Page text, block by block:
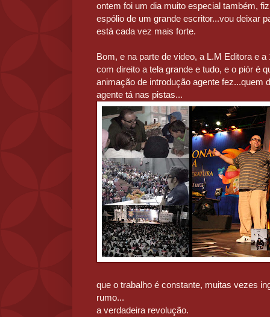
ontem foi um dia muito especial também,
espólio de um grande escritor...vou deixar
está cada vez mais forte.
Bom, e na parte de video, a L.M Editora e
com direito a tela grande e tudo, e o piór é
animação de introdução agente fez...quem
agente tá nas pistas...
que o trabalho é constante, muitas vezes
rumo...
a verdadeira revolução.